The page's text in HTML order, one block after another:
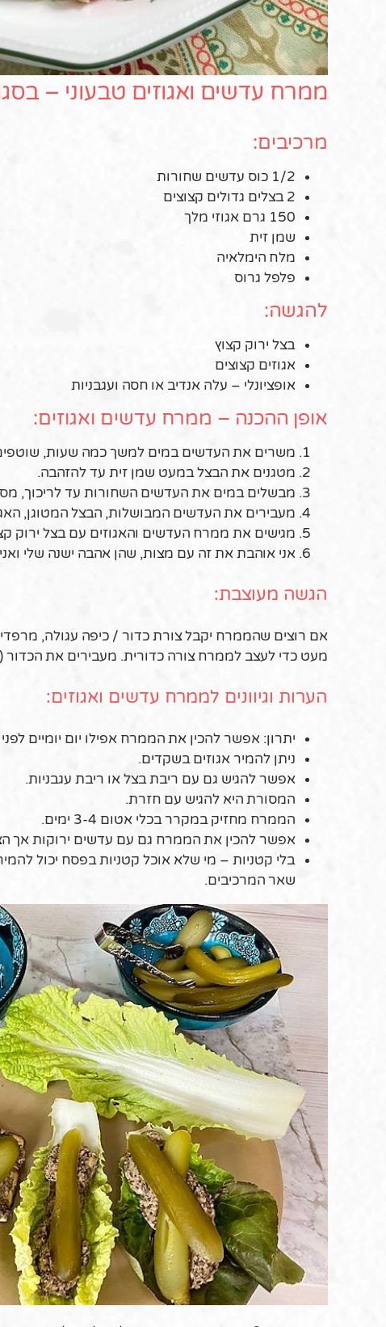
ממרח עדשים ואגוזים טבעוני –
מרכיבים:
1/2 כוס עדשים שחורות
2 בצלים גדולים קצוצים
150 גרם אגוזי מלך
שמן זית
מלח הימלאיה
פלפל גרוס
להגשה:
בצל ירוק קצוץ
אגוזים קצוצים
אופציונלי – עלה אנדיב או חסה ועגבניות
אופן ההכנה – ממרח עדשים ואגוזים:
משרים את העדשים במים למשך כמה שעות,
מטגנים את הבצל במעט שמן זית עד להזהבה.
מבשלים במים את העדשים השחורות עד לריכוך,
מעבירים את העדשים המבושלות, הבצל המטוגן,
מגישים את ממרח העדשים והאגוזים עם בצל ירוק
אני אוהבת את זה עם מצות, שהן אהבה ישנה שלי
הגשה מעוצבת:
אם רוצים שהממרח יקבל צורת כדור / כיפה עגולה,
מעט כדי לעצב לממרח צורה כדורית. מעבירים את הכדור
הערות וגיוונים לממרח עדשים ואגוזים:
יתרון: אפשר להכין את הממרח אפילו יום יומיים
ניתן להמיר אגוזים בשקדים.
אפשר להגיש גם עם ריבת בצל או ריבת עגבניות.
המסורת היא להגיש עם חזרת.
הממרח מחזיק במקרר בכלי אטום 3-4 ימים.
אפשר להכין את הממרח גם עם עדשים ירוקות אך
שאר המרכיבים.